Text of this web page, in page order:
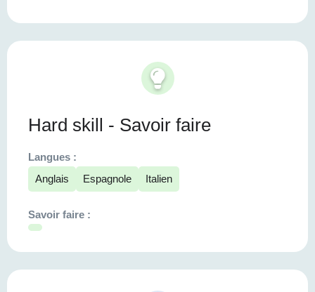
Hard skill - Savoir faire
Langues :
Anglais
Espagnole Italien
Savoir faire :